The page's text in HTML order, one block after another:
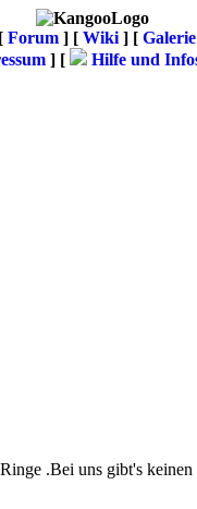
Forum ] [ Wiki ] [ Galerie
] [ Hilfe und
.Bei uns gibt's